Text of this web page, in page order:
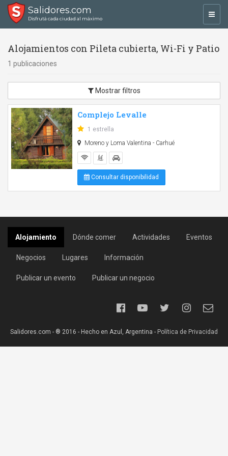
Salidores.com
Disfrutá cada ciudad al máximo
Alojamientos con Pileta cubierta, Wi-Fi y Patio
1 publicaciones
Mostrar filtros
Complejo Levalle
1 estrella
Moreno y Loma Valentina - Carhué
Consultar disponibilidad
Alojamiento Dónde comer Actividades Eventos
Negocios Lugares Información
Publicar un evento Publicar un negocio
Salidores.com - ® 2016 - Hecho en Azul, Argentina - Política de Privacidad